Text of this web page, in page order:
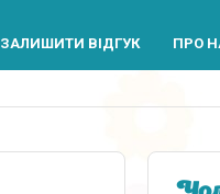
ЗАЛИШИТИ ВІДГУК ПРО